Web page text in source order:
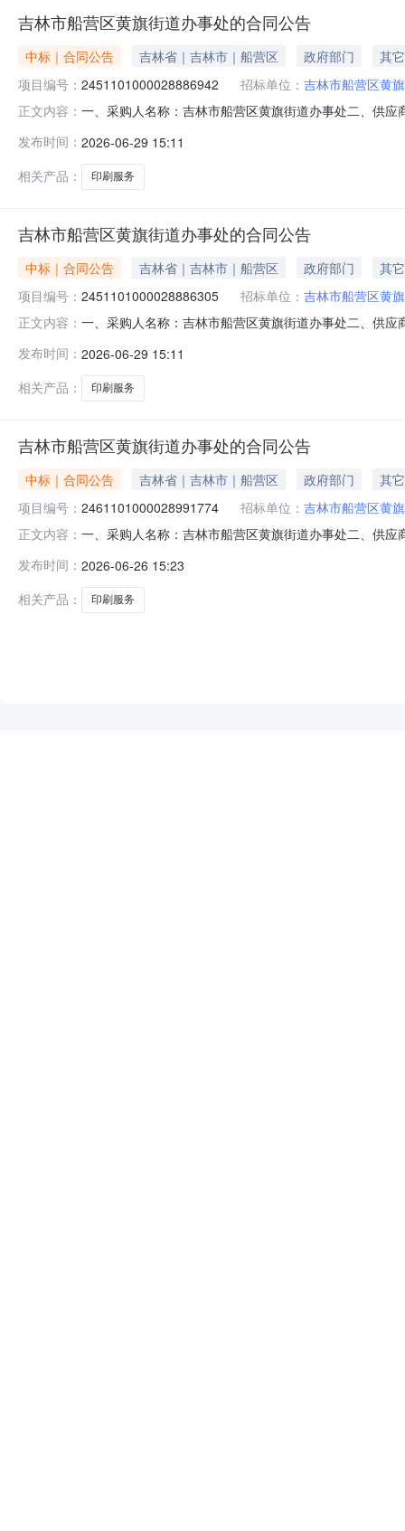
吉林市船营区黄旗街道办事处的合同公告
中标｜合同公告 吉林省｜吉林市｜船营区 政府部门
其它
项目编号： 2451101000028886942 招标单位： 吉林市船营区黄
正文内容： 一、采购人名称：吉林市船营区黄旗街道办事处二、供
1.0035003500服务要求或标的基本概况：七、其它事项
发布时间： 2026-06-29 15:11
相关产品：
印刷服务
吉林市船营区黄旗街道办事处的合同公告
中标｜合同公告 吉林省｜吉林市｜船营区 政府部门
其它
项目编号： 2451101000028886305 招标单位： 吉林市船营区黄
正文内容： 一、采购人名称：吉林市船营区黄旗街道办事处二、供
1.0017331733服务要求或标的基本概况：七、其它事项
发布时间： 2026-06-29 15:11
相关产品：
印刷服务
吉林市船营区黄旗街道办事处的合同公告
中标｜合同公告 吉林省｜吉林市｜船营区 政府部门
其它
项目编号： 2461101000028991774 招标单位： 吉林市船营区黄
正文内容： 一、采购人名称：吉林市船营区黄旗街道办事处二、供
件件1.0015061506服务要求或标的基本概况：七、其它
发布时间： 2026-06-26 15:23
相关产品：
印刷服务